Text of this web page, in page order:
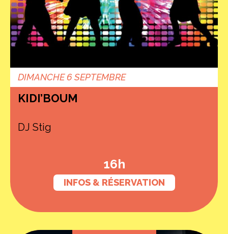
DIMANCHE 6 SEPTEMBRE
KIDI’BOUM
DJ Stig
16h
INFOS & RÉSERVATION